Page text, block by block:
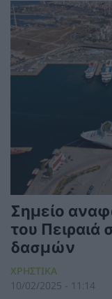
Σημείο
του
δασμών
ΧΡΗΣΤΙΚΑ
10/02/2025 - 11:14